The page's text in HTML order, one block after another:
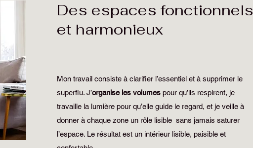
Des espaces fonctionnels
et harmonieux
Mon travail consiste à clarifier l’essentiel et à supprimer le
superflu. J’organise les volumes pour qu’ils respirent, je
travaille la lumière pour qu’elle guide le regard, et je veille à
donner à chaque zone un rôle lisible sans jamais saturer
l’espace. Le résultat est un intérieur lisible, paisible et